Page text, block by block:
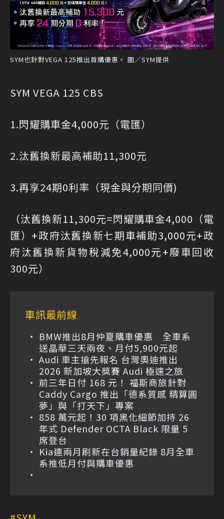
SYM也針對VEGA 125推出首購優惠。 圖／SYM提供
SYM VEGA 125 CBS
1.閃耀購車金4,000元（電匯）
2.汰舊換新最高補助11,300元
3.再享24期0利率（現金與分期同價)
（汰舊換新11,300元=閃耀購車金4,000（電
匯）+政府汰舊換新七期車補助3,000元+政
府汰舊換新貨物稅減免4,000元+廢車回收
300元）
車訊最前線
BMW推出8月仲夏購車優惠 全車系
送晶華三天兩夜、月付5,900元起
Audi 車主搶先報名 台灣奧迪推出
2026 新加坡大獎賽 Audi 極速之旅
前三年日付 168 元！ 福斯商旅針對
Caddy Cargo 推出「德系質感 精算圓
夢」與「打天下」專案
858 萬元起！30 項黑化細節加持 26
年式 Defender OCTA Black 限量 5
席登台
Kia連兩月刷新在台銷量紀錄 8月全車
系推低月付與購車優惠